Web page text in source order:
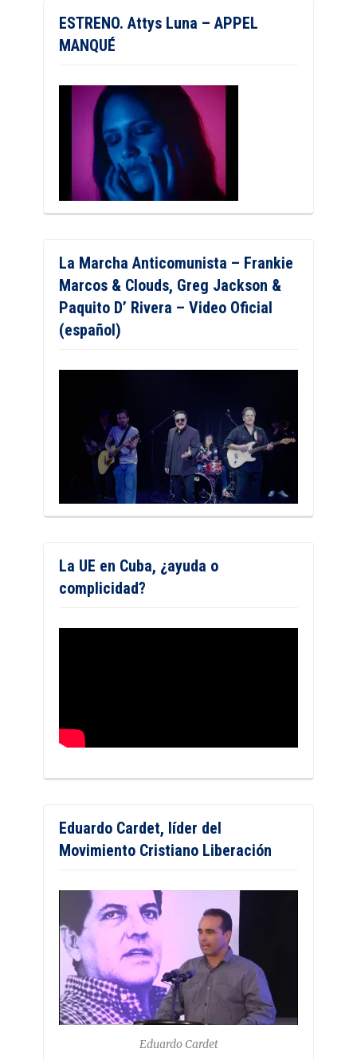
ESTRENO. Attys Luna – APPEL
MANQUÉ
La Marcha Anticomunista – Frankie
Marcos & Clouds, Greg Jackson &
Paquito D’ Rivera – Video Oficial
(español)
La UE en Cuba, ¿ayuda o
complicidad?
Eduardo Cardet, líder del
Movimiento Cristiano Liberación
Eduardo Cardet